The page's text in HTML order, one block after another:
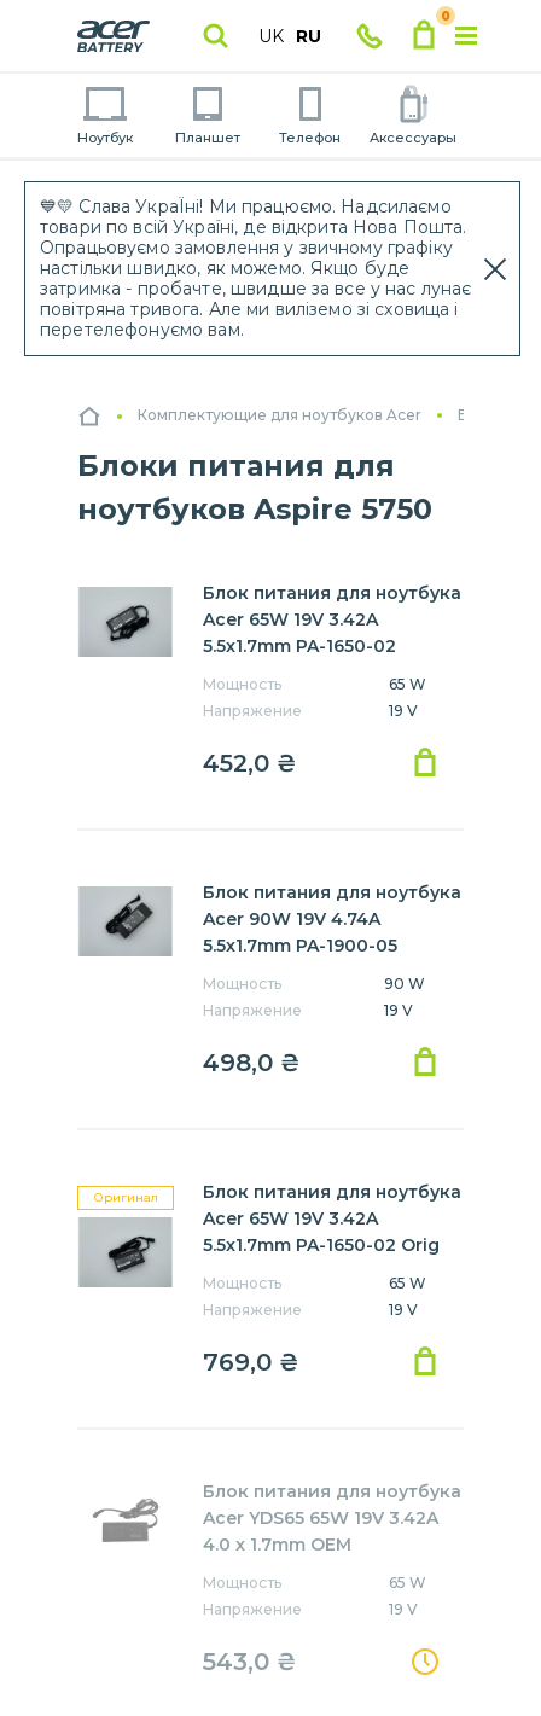
💙💛 Слава УкраЇні! Ми працюємо. Надсилаємо
товари по всій Україні, де відкрита Нова Пошта.
Опрацьовуємо замовлення у звичному графіку
настільки швидко, як можемо. Якщо буде
затримка - пробачте, швидше за все у нас лунає
повітряна тривога. Але ми виліземо зі сховища і
перетелефонуємо вам.
UK RU
0
Ноутбук Планшет Телефон Аксессуары
Комплектующие для ноутбуков Acer Блоки
Блоки питания для
ноутбуков Aspire 5750
Блок питания для ноутбука
Acer 65W 19V 3.42A
5.5x1.7mm PA-1650-02
Мощность
65 W
Напряжение
19 V
452,0 ₴
Блок питания для ноутбука
Acer 90W 19V 4.74A
5.5x1.7mm PA-1900-05
Мощность
90 W
Напряжение
19 V
498,0 ₴
Оригинал
Блок питания для ноутбука
Acer 65W 19V 3.42A
5.5x1.7mm PA-1650-02 Orig
Мощность
65 W
Напряжение
19 V
769,0 ₴
Блок питания для ноутбука
Acer YDS65 65W 19V 3.42A
4.0 x 1.7mm OEM
Мощность
65 W
Напряжение
19 V
543,0 ₴